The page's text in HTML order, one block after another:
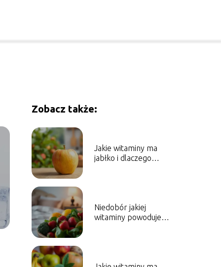
Zobacz także:
Jakie witaminy ma
jabłko i dlaczego
Niedobór jakiej
witaminy powoduje